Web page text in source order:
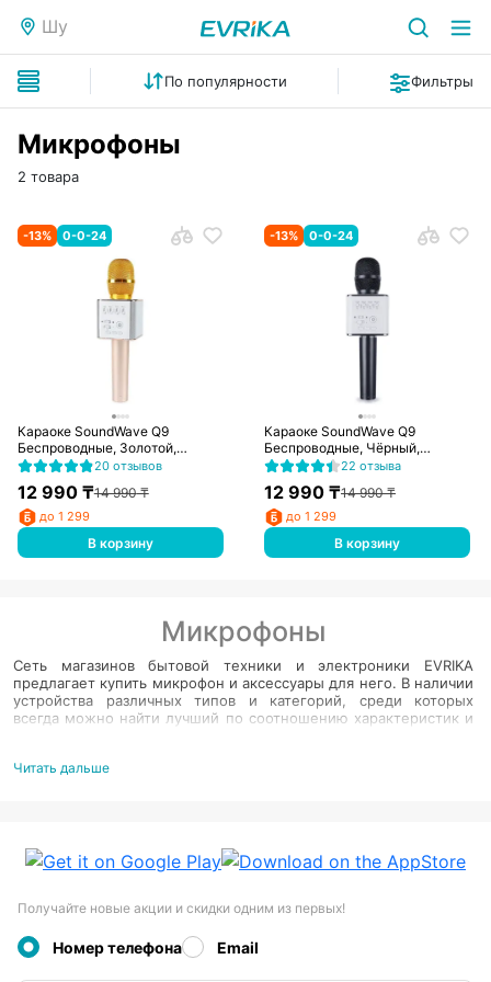
Шу
По популярности Фильтры
Микрофоны
2 товара
-13% 0-0-24
Караоке SoundWave Q9
Беспроводные, Золотой,
Цветная коробка20 отзывов
12 990₸14 990₸
до 1 299
В корзину
-13% 0-0-24
Караоке SoundWave Q9
Беспроводные, Чёрный,
Цветная коробка
22 отзыва
12 990 ₸14 990₸
до 1 299
В корзину
Микрофоны
Сеть магазинов бытовой техники и электроники EVRIKA
предлагает купить микрофон и аксессуары для него. В наличии
устройства различных типов и категорий, среди которых
всегда можно найти лучший по соотношению характеристик и
гарантиями.
которые отличаются типом, конструкцией,
характеристиками:
Тип; динамические, конденсаторные, электретные;
Исполнение; настольные, ручные, «петлички»,
Читать дальше
Получайте новые акции и скидки одним из первых!
Номер телефона Email